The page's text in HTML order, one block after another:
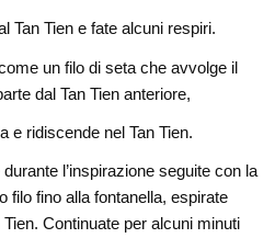
Tan Tien e fate alcuni respiri.
un filo di seta che avvolge il
dal Tan Tien anteriore,
e ridiscende nel Tan Tien.
l’inspirazione seguite con la
filo fino alla fontanella, espirate
Continuate per alcuni minuti